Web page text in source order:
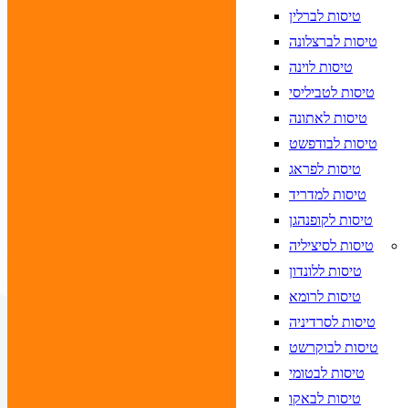
טיסות לברלין
טיסות לברצלונה
טיסות לוינה
טיסות לטביליסי
טיסות לאתונה
טיסות לבודפשט
טיסות לפראג
טיסות למדריד
טיסות לקופנהגן
טיסות לסיציליה
טיסות ללונדון
טיסות לרומא
טיסות לסרדיניה
טיסות לבוקרשט
טיסות לבטומי
טיסות לבאקו
נא לוודא בחירת יעד לפני בחירת תאריך,
נא לוודא בחירת יעד לפני בחירת תאריך,
נא לוודא בחירת יעד לפני בחירת תאריך,